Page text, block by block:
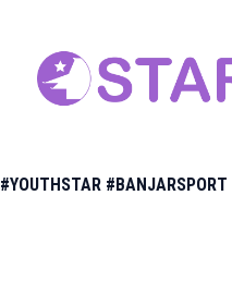
#YOUTHSTAR #BANJARSPORT